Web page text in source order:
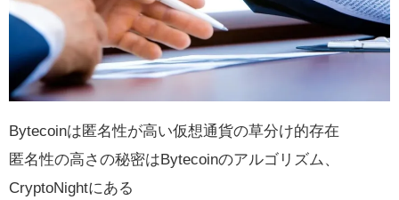
Bytecoinは匿名性が高い仮想通貨の草分け的存在
匿名性の高さの秘密はBytecoinのアルゴリズム、
CryptoNightにある